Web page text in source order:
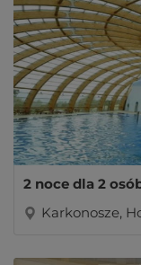
2 noce dla 2
Karkonosze,